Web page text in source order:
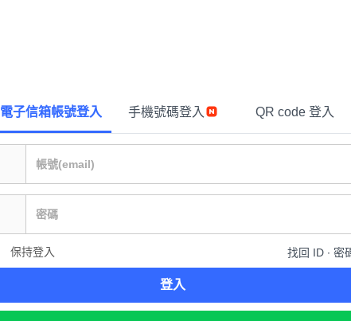
電子信箱帳號登入 手機號碼登入 QR code 登入
保持登入 找回 ID ∙ 密
登入